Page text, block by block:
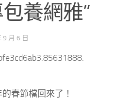
養網雅”
9 月 6 日
春節檔回來了！